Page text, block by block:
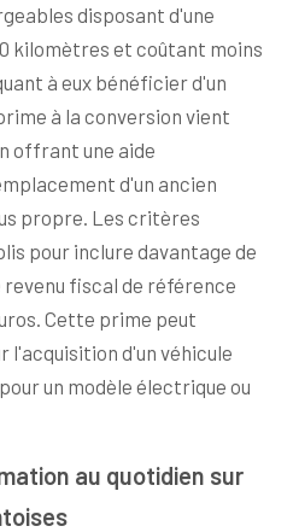
disposant d'une
kilomètres et coûtant moins
à eux bénéficier d'un
à la conversion vient
offrant une aide
d'un ancien
propre. Les critères
pour inclure davantage de
revenu fiscal de référence
Cette prime peut
l'acquisition d'un véhicule
un modèle électrique ou
au quotidien sur